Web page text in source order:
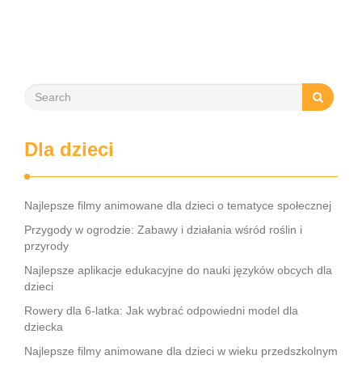
Dla dzieci
Najlepsze filmy animowane dla dzieci o tematyce społecznej
Przygody w ogrodzie: Zabawy i działania wśród roślin i
przyrody
Najlepsze aplikacje edukacyjne do nauki języków obcych dla
dzieci
Rowery dla 6-latka: Jak wybrać odpowiedni model dla
dziecka
Najlepsze filmy animowane dla dzieci w wieku przedszkolnym